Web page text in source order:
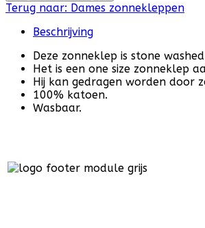
Terug naar: Dames zonnekleppen
Beschrijving
Deze zonneklep is stone
Het is een one size zonneklep
Hij kan gedragen worden door
100% katoen.
Wasbaar.